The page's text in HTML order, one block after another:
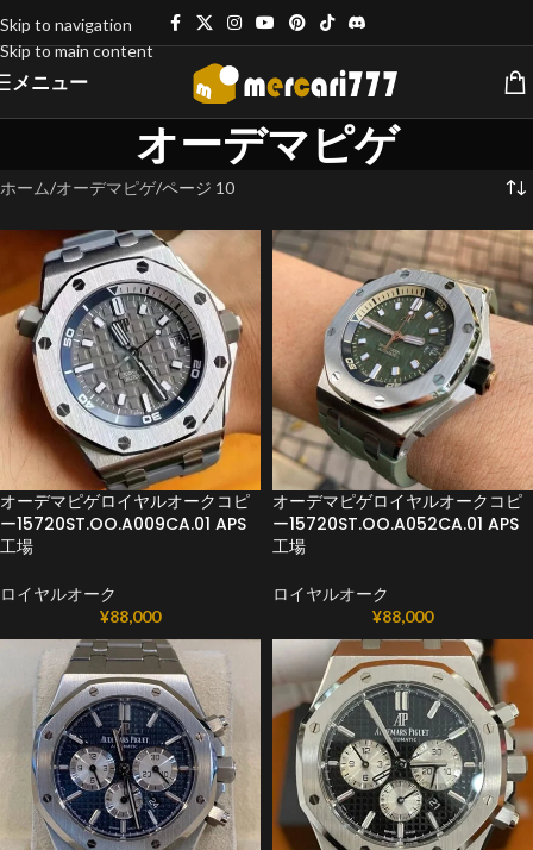
Skip to navigation
Skip to main content
メニュー
オーデマピゲ
ホーム オーデマピゲ ページ 10
オーデマピゲロイヤルオークコピ
ー15720ST.OO.A009CA.01 APS
工場
ロイヤルオーク
¥88,000
オーデマピゲロイヤルオークコピ
ー15720ST.OO.A052CA.01 APS
工場
ロイヤルオーク
¥88,000